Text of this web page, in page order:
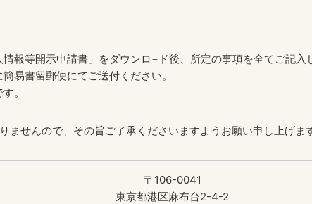
報等開示申請書」をダウンロ−ド後、所定の事項を全てご記
易書留郵便にてご送付ください。
。
せんので、その旨ご了承くださいますようお願い申し上げます
〒106-0041
東京都港区麻布台2-4-2